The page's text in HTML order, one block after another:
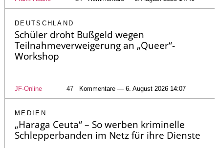
DEUTSCHLAND
Schüler droht Bußgeld wegen
Teilnahmeverweigerung an „Queer“-
Workshop
JF-Online 47 Kommentare — 6. August 2026 14:07
MEDIEN
„Haraga Ceuta“ – So werben kriminelle
Schlepperbanden im Netz für ihre Dienste